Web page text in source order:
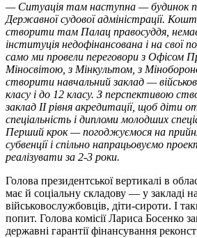
— Ситуація там наступна — будинок
Державної судової адміністрації.
створити там Палац правосуддя,
інституція недофінансована і на свої
само ми провели переговори з Офісом
Міносвітою, з Мінкультом, з
створити навчальний заклад —
класу і до 12 класу. З перспективою
заклад ІІ рівня акредитації, щоб діти
спеціальність і дипломи молодших
Перший крок — погоджуємося на
субвенції і спільно напрацьовуємо
реалізувати за 2-3 роки.
Голова президентської вертикалі в
має й соціальну складову — у закладі
військовослужбовців, діти-сироти. І
попит. Голова комісії Лариса Босенко
державні гарантії фінансування